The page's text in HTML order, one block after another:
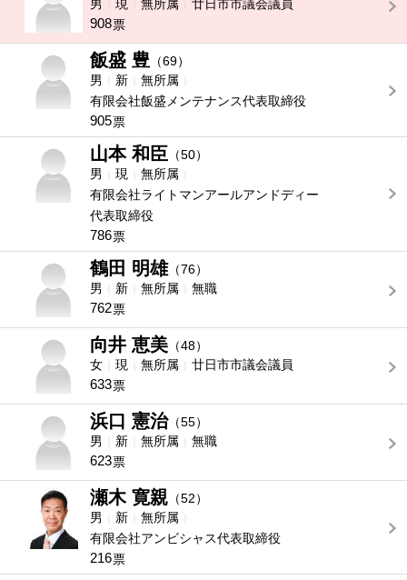
男 現 無所属 廿日市市議会議員
908票
飯盛 豊 （69）
男
新
無所属
有限会社飯盛メンテナンス代表取締役
905票
山本 和臣 （50）
男
現
無所属
有限会社ライトマンアールアンドディー
代表取締役
786票
鶴田 明雄（76）
男
新 無所属 無職
762票
向井 恵美 （48）
女
現 無所属 廿日市市議会議員
633票
浜口 憲治（55）
男
新 無所属 無職
623票
瀬木 寛親 （52）
男
新
無所属
有限会社アンビシャス代表取締役
216票